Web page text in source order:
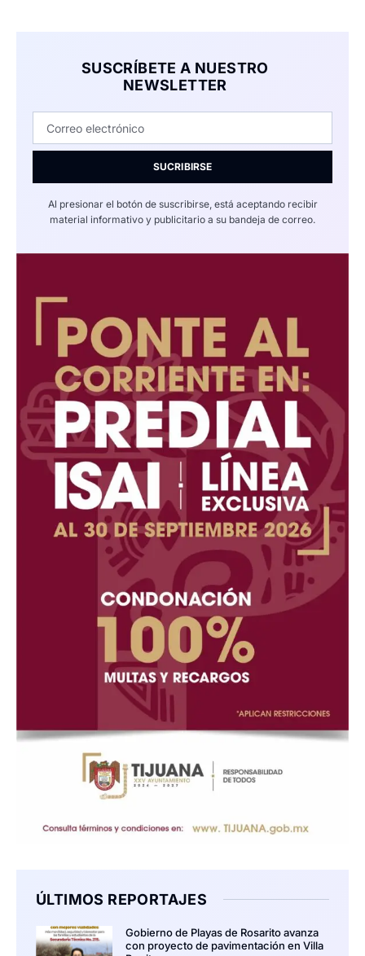
SUSCRÍBETE A NUESTRO
NEWSLETTER
SUCRIBIRSE
Al presionar el botón de suscribirse, está aceptando recibir
material informativo y publicitario a su bandeja de correo.
ÚLTIMOS REPORTAJES
Gobierno de Playas de Rosarito avanza
con proyecto de pavimentación en Villa